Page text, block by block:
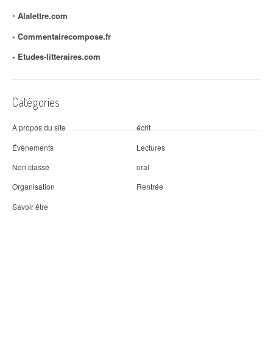
◦ Alalettre.com
◦ Commentairecompose.fr
◦ Etudes-litteraires.com
Catégories
À propos du site
écrit
Évènements
Lectures
Non classé
oral
Organisation
Rentrée
Savoir être